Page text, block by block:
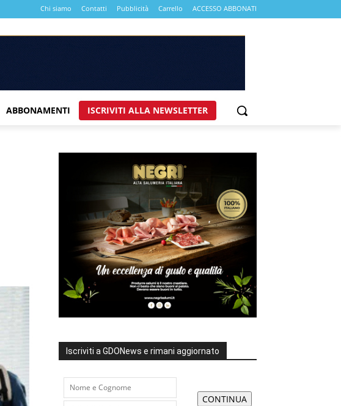
Chi siamo Contatti Pubblicità Carrello ACCESSO ABBONATI
ABBONAMENTI ISCRIVITI ALLA NEWSLETTER
Iscriviti a GDONews e rimani aggiornato